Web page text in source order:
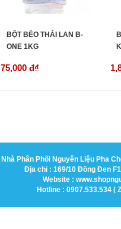
BỘT BÉO THÁI LAN B-
ONE 1KG
75,000 đ₫
Nhà Phân Phối Nguyên Liệu Pha
Địa chỉ : 169/10 Đồng Đen
Website :
Hotline : 0907.533.534 (